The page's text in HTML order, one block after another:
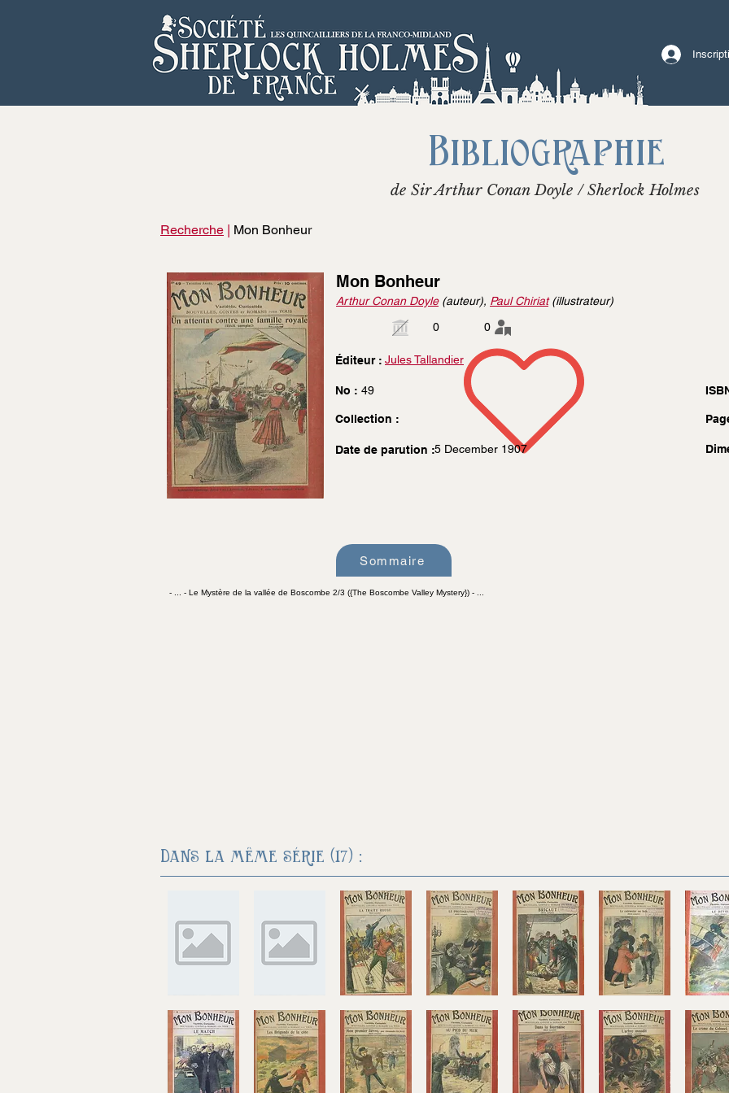
Bibliographie
de Sir Arthur Conan Doyle / Sherlock Holmes
Recherche | Mon Bonheur
Mon Bonheur
Arthur Conan Doyle(auteur), Paul Chiriat(illustrateur)
0
0
Éditeur : Jules Tallandier
No : 49
Collection :
Date de parution :5 December 1907
Sommaire
- ... - Le Mystère de la vallée de Boscombe 2/3 ({The Boscombe Valley Mystery}) - ...
Dans la même série (17) :